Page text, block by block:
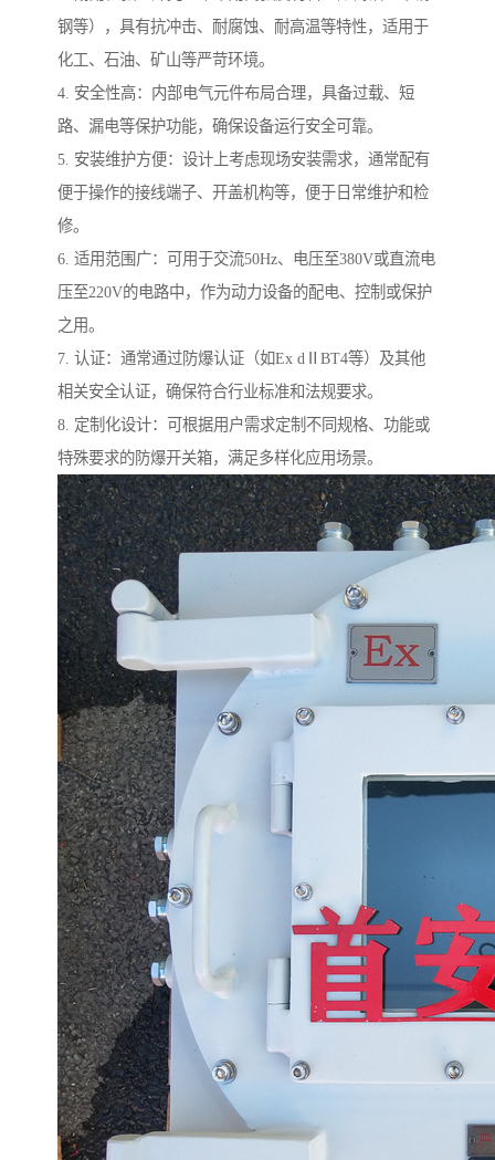
钢等），具有抗冲击、耐腐蚀、耐高温等特性，适用于
化工、石油、矿山等严苛环境。
4. 安全性高：内部电气元件布局合理，具备过载、短
路、漏电等保护功能，确保设备运行安全可靠。
5. 安装维护方便：设计上考虑现场安装需求，通常配有
便于操作的接线端子、开盖机构等，便于日常维护和检
修。
6. 适用范围广：可用于交流50Hz、电压至380V或直流电
压至220V的电路中，作为动力设备的配电、控制或保护
之用。
7. 认证：通常通过防爆认证（如Ex dⅡBT4等）及其他
相关安全认证，确保符合行业标准和法规要求。
8. 定制化设计：可根据用户需求定制不同规格、功能或
特殊要求的防爆开关箱，满足多样化应用场景。